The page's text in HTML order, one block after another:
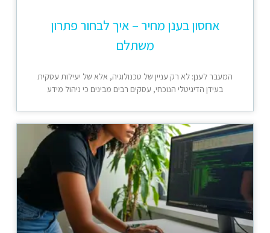
אחסון בענן מחיר – איך לבחור פתרון
משתלם
המעבר לענן: לא רק עניין של טכנולוגיה, אלא של יעילות עסקית
בעידן הדיגיטלי הנוכחי, עסקים רבים מבינים כי ניהול מידע